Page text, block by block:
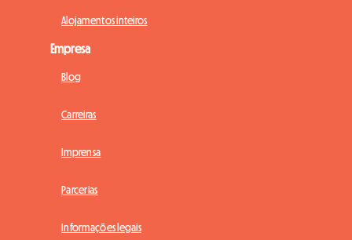
Alojamentos inteiros
Empresa
Blog
Carreiras
Imprensa
Parcerias
Informações legais